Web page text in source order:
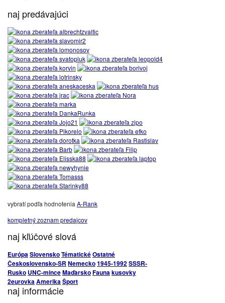
naj predávajúci
vybratí podľa hodnotenia A-Rank
kompletný zoznam predajcov
naj kľúčové slová
EurópaSlovenskoTématickéOstatné
Československo-SR Nemecko1945-1992SSSR-
Rusko UNC-minceMaďarskoFaunakusovky
2eurovkaAmerikaŠport
naj informácie